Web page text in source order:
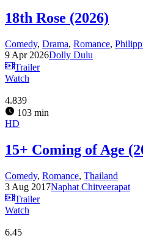
18th Rose (2026)
Comedy, Drama, Romance,
9 Apr 2026Dolly Dulu
Trailer
Watch
4.839
103 min
HD
15+ Coming of Age
Comedy, Romance, Thailand
3 Aug 2017Naphat Chitveerapat
Trailer
Watch
6.45